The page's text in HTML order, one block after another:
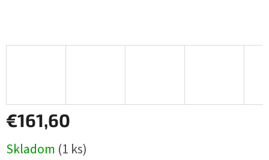
€161,60
cena:
Skladom (1 ks)